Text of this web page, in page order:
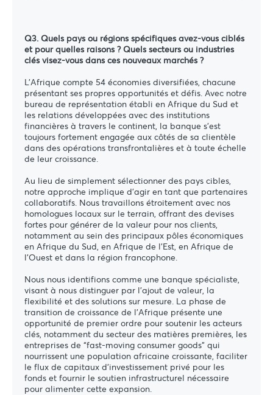
Q3. Quels pays ou régions spécifiques avez-vous ciblés
et pour quelles raisons ? Quels secteurs ou industries
clés visez-vous dans ces nouveaux marchés ?
L'Afrique compte 54 économies diversifiées, chacune
présentant ses propres opportunités et défis. Avec notre
bureau de représentation établi en Afrique du Sud et
les relations développées avec des institutions
financières à travers le continent, la banque s’est
toujours fortement engagée aux côtés de sa clientèle
dans des opérations transfrontalières et à toute échelle
de leur croissance.
Au lieu de simplement sélectionner des pays cibles,
notre approche implique d'agir en tant que partenaires
collaboratifs. Nous travaillons étroitement avec nos
homologues locaux sur le terrain, offrant des devises
fortes pour générer de la valeur pour nos clients,
notamment au sein des principaux pôles économiques
en Afrique du Sud, en Afrique de l'Est, en Afrique de
l'Ouest et dans la région francophone.
Nous nous identifions comme une banque spécialiste,
visant à nous distinguer par l'ajout de valeur, la
flexibilité et des solutions sur mesure. La phase de
transition de croissance de l’Afrique présente une
opportunité de premier ordre pour soutenir les acteurs
clés, notamment du secteur des matières premières, les
entreprises de “fast-moving consumer goods” qui
nourrissent une population africaine croissante, faciliter
le flux de capitaux d'investissement privé pour les
fonds et fournir le soutien infrastructurel nécessaire
pour alimenter cette expansion.